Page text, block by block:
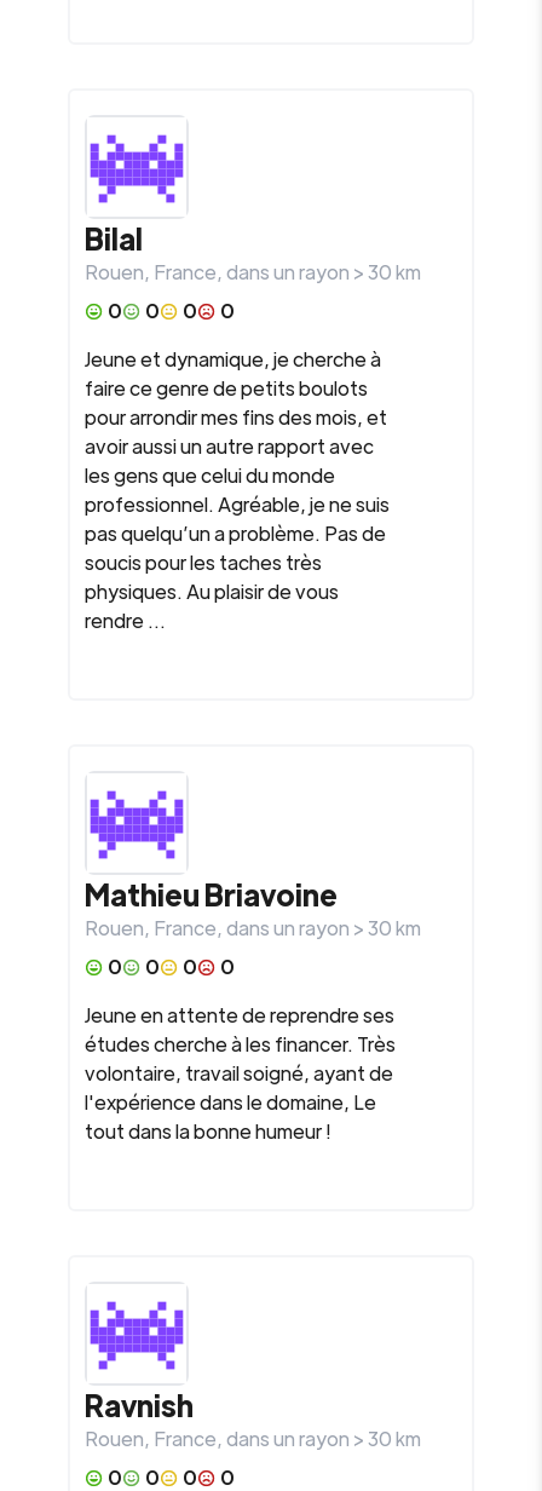
Bilal
Rouen, France, dans un rayon >30km
0
0 0
0
Jeune et dynamique, je cherche à
faire ce genre de petits boulots
pour arrondir mes fins des mois, et
avoir aussi un autre rapport avec
les gens que celui du monde
professionnel. Agréable, je ne suis
pas quelqu’un a problème. Pas de
soucis pour les taches très
physiques. Au plaisir de vous
rendre ...
Mathieu Briavoine
Rouen, France, dans un rayon >30km
0
0 0
0
Jeune en attente de reprendre ses
études cherche à les financer. Très
volontaire, travail soigné, ayant de
l'expérience dans le domaine, Le
tout dans la bonne humeur !
Ravnish
Rouen, France, dans un rayon >30km
0
0 0 0